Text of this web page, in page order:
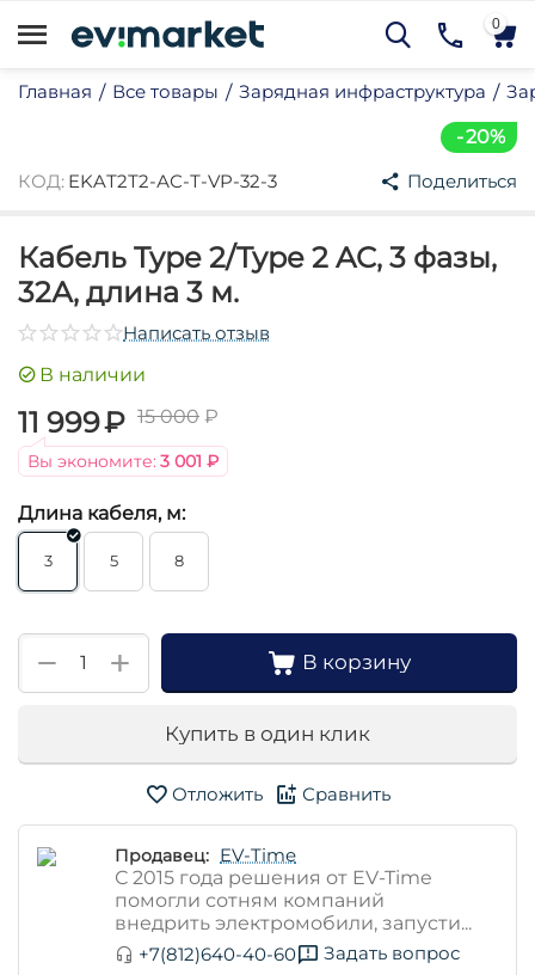
0
Главная / Все товары / Зарядная инфраструктура /
20%
КОД: EKAТ2Т2-АС-Т-VP-32-3 Поделиться
Кабель Type 2/Type 2 AC, 3 фазы,
32А, длина 3 м.
Написать отзыв
В наличии
11 999₽ 15 000 ₽
Вы экономите: 3 001 ₽
Длина кабеля, м:
3 5 8
+
− В корзину
Купить в один клик
Отложить Сравнить
Продавец: EV-Time
С 2015 года решения от EV-Time
помогли сотням компаний
внедрить электромобили, запусти...
+7(812)640-40-60
Задать вопрос